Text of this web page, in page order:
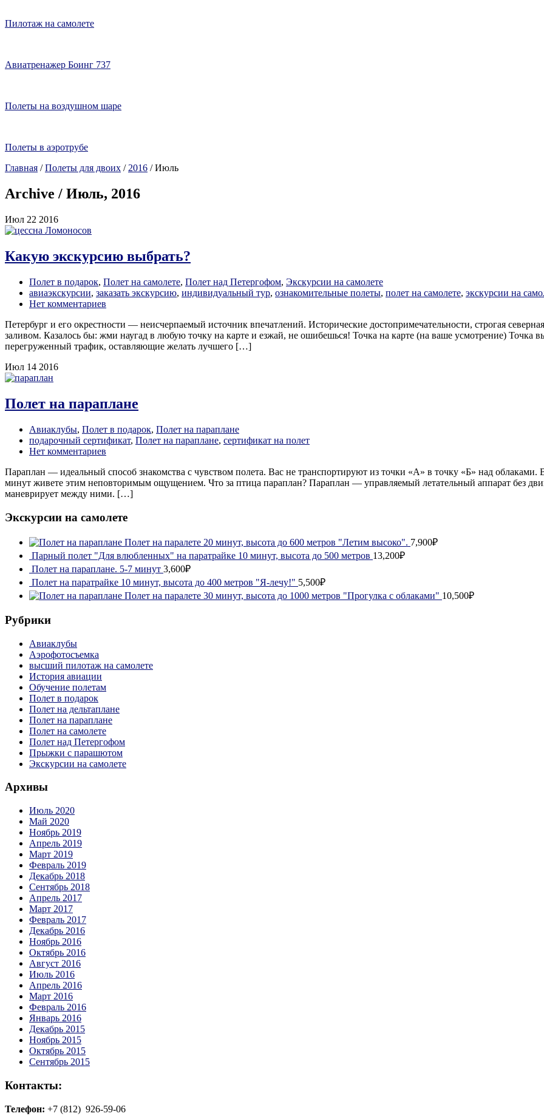
Пилотаж на самолете
Авиатренажер Боинг 737
Полеты на воздушном шаре
Полеты в аэротрубе
Главная / Полеты для двоих / 2016 / Июль
Archive / Июль, 2016
Июл 22 2016
Какую экскурсию выбрать?
Полет в подарок, Полет на самолете, Полет над Петергофом, Экскурсии на самолете
авиаэкскурсии, заказать экскурсию, индивидуальный тур, ознакомительные полеты, полет на самолете, экскурсии на
Нет комментариев
Петербург и его окрестности — неисчерпаемый источник впечатлений. Исторические достопримечательности, строгая
заливом. Казалось бы: жми наугад в любую точку на карте и езжай, не ошибешься! Точка на карте (на ваше усмотрение) Точка
перегруженный трафик, оставляющие желать лучшего […]
Июл 14 2016
Полет на параплане
Авиаклубы, Полет в подарок, Полет на параплане
подарочный сертификат, Полет на параплане, сертификат на полет
Нет комментариев
Параплан — идеальный способ знакомства с чувством полета. Вас не транспортируют из точки «А» в точку «Б» над
минут живете этим неповторимым ощущением. Что за птица параплан? Параплан — управляемый летательный аппарат без
маневрирует между ними. […]
Экскурсии на самолете
Полет на паралете 20 минут, высота до 600 метров "Летим высоко". 7,900₽
Парный полет "Для влюбленных" на паратрайке 10 минут, высота до 500 метров 13,200₽
Полет на параплане. 5-7 минут 3,600₽
Полет на паратрайке 10 минут, высота до 400 метров "Я-лечу!" 5,500₽
Полет на паралете 30 минут, высота до 1000 метров "Прогулка с облаками" 10,500₽
Рубрики
Авиаклубы
Аэрофотосъемка
высший пилотаж на самолете
История авиации
Обучение полетам
Полет в подарок
Полет на дельтаплане
Полет на параплане
Полет на самолете
Полет над Петергофом
Прыжки с парашютом
Экскурсии на самолете
Архивы
Июль 2020
Май 2020
Ноябрь 2019
Апрель 2019
Март 2019
Февраль 2019
Декабрь 2018
Сентябрь 2018
Апрель 2017
Март 2017
Февраль 2017
Декабрь 2016
Ноябрь 2016
Октябрь 2016
Август 2016
Июль 2016
Апрель 2016
Март 2016
Февраль 2016
Январь 2016
Декабрь 2015
Ноябрь 2015
Октябрь 2015
Сентябрь 2015
Контакты:
Телефон: +7 (812) 926-59-06